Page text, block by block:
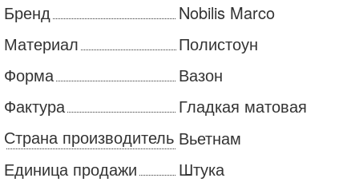
Бренд
Nobilis Marco
Материал
Полистоун
Форма
Вазон
Фактура
Гладкая матовая
Страна производитель Вьетнам
Единица продажи
Штука